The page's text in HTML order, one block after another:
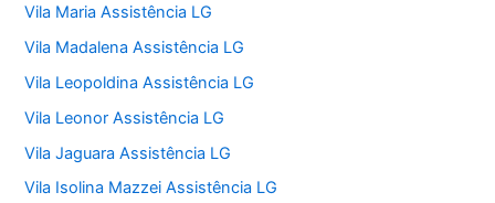
Vila Maria Assistência LG
Vila Madalena Assistência LG
Vila Leopoldina Assistência LG
Vila Leonor Assistência LG
Vila Jaguara Assistência LG
Vila Isolina Mazzei Assistência LG